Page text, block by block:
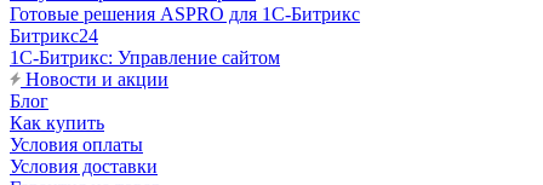
Готовые решения ASPRO для 1С-Битрикс
Битрикс24
1С-Битрикс: Управление сайтом
Новости и акции
Блог
Как купить
Условия оплаты
Условия доставки